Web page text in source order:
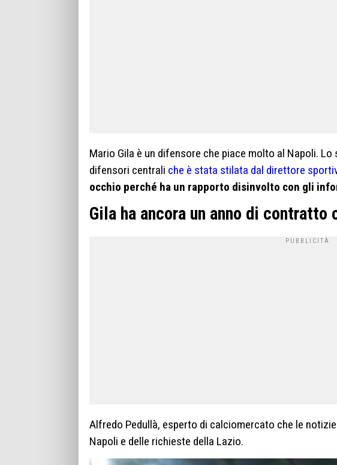
Mario Gila è un difensore che piace molto al Napoli.
difensori centrali che è stata stilata dal direttore
occhio perché ha un rapporto disinvolto con gli
Gila ha ancora un anno di contratto
Alfredo Pedullà, esperto di calciomercato che le
Napoli e delle richieste della Lazio.